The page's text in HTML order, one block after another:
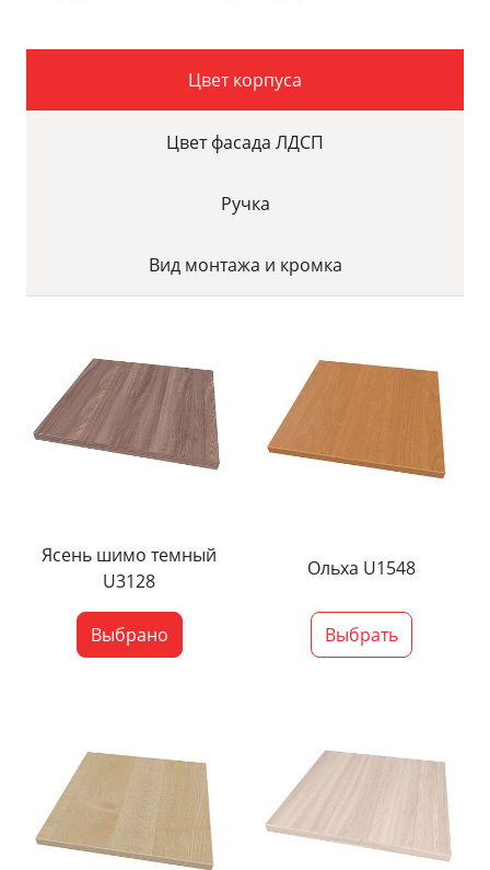
Цвет корпуса
Цвет фасада ЛДСП
Ручка
Вид монтажа и кромка
Ясень шимо темный
U3128
Выбрано
Ольха U1548
Выбрать